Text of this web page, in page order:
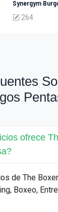
Synergym
264
ofrece
de The
Boxeo,